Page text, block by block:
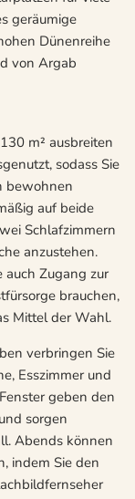
geräumige
Dünenreihe
von Argab
m² ausbreiten
sodass Sie
bewohnen
auf beide
Schlafzimmern
anzustehen.
auch Zugang zur
brauchen,
Mittel der Wahl.
verbringen Sie
Esszimmer und
geben den
sorgen
Abends können
indem Sie den